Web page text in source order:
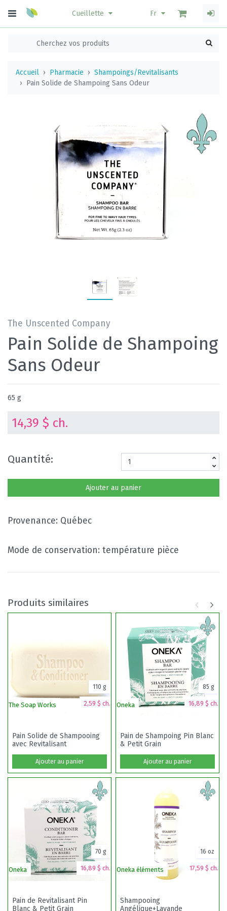
Cueillette Fr
Accueil Pharmacie
Shampoings/Revitalisants
Pain Solide de Shampoing Sans Odeur
The Unscented Company
Pain Solide de Shampoing
Sans Odeur
65 g
14,39 $ ch.
Quantité:
Ajouter au panier
Provenance: Québec
Mode de conservation: température pièce
Produits similaires
The Soap Works 2,59 $ ch.
110 g
Pain Solide de Shampooing
avec Revitalisant
Ajouter au panier
Oneka 16,89 $ ch.
85 g
Pain de Shampoing Pin Blanc
& Petit Grain
Ajouter au panier
Oneka 16,89 $ ch.
70 g
Pain de Revitalisant Pin
Blanc & Petit Grain
Oneka éléments 17,59 $ ch.
16 oz
Shampooing
Angélique+Lavande